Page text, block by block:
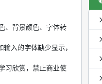
、背景颜色、字体转
入的字体缺少显示，
习欣赏，禁止商业使